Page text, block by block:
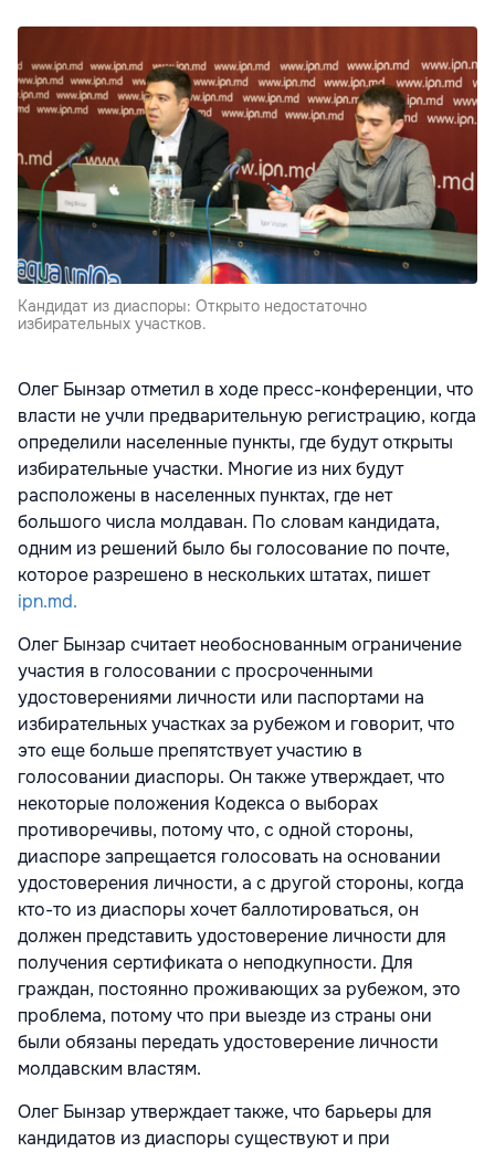
Кандидат из диаспоры: Открыто недостаточно
избирательных участков.
Олег Бынзар отметил в ходе пресс-конференции, что
власти не учли предварительную регистрацию, когда
определили населенные пункты, где будут открыты
избирательные участки. Многие из них будут
расположены в населенных пунктах, где нет
большого числа молдаван. По словам кандидата,
одним из решений было бы голосование по почте,
которое разрешено в нескольких штатах, пишет
ipn.md.
Олег Бынзар считает необоснованным ограничение
участия в голосовании с просроченными
удостоверениями личности или паспортами на
избирательных участках за рубежом и говорит, что
это еще больше препятствует участию в
голосовании диаспоры. Он также утверждает, что
некоторые положения Кодекса о выборах
противоречивы, потому что, с одной стороны,
диаспоре запрещается голосовать на основании
удостоверения личности, а с другой стороны, когда
кто-то из диаспоры хочет баллотироваться, он
должен представить удостоверение личности для
получения сертификата о неподкупности. Для
граждан, постоянно проживающих за рубежом, это
проблема, потому что при выезде из страны они
были обязаны передать удостоверение личности
молдавским властям.
Олег Бынзар утверждает также, что барьеры для
кандидатов из диаспоры существуют и при